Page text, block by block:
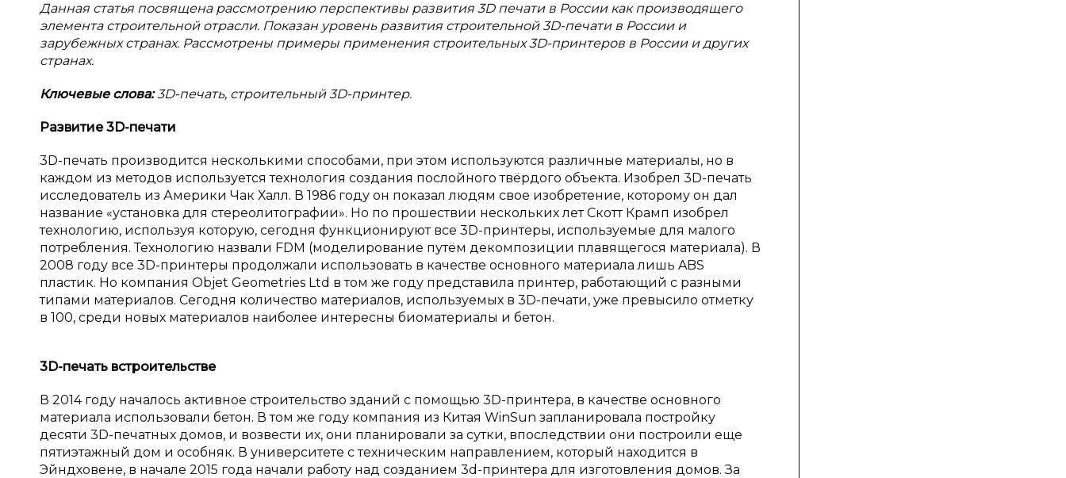
Данная статья посвящена рассмотрению перспективы развития 3D печати в России как производящего
элемента строительной отрасли. Показан уровень развития строительной 3D-печати в России и
зарубежных странах. Рассмотрены примеры применения строительных 3D-принтеров в России и других
странах.
Ключевые слова:3D-печать, строительный 3D-принтер.
Развитие 3D-печати
3D-печать производится несколькими способами, при этом используются различные материалы, но в
каждом из методов используется технология создания послойного твёрдого объекта. Изобрел 3D-печать
исследователь из Америки Чак Халл. В 1986 году он показал людям свое изобретение, которому он дал
название «установка для стереолитографии». Но по прошествии нескольких лет Скотт Крамп изобрел
технологию, используя которую, сегодня функционируют все 3D-принтеры, используемые для малого
потребления. Технологию назвали FDM (моделирование путём декомпозиции плавящегося материала). В
2008 году все 3D-принтеры продолжали использовать в качестве основного материала лишь ABS
пластик. Но компания Objet Geometries Ltd в том же году представила принтер, работающий с разными
типами материалов. Сегодня количество материалов, используемых в 3D-печати, уже превысило отметку
в 100, среди новых материалов наиболее интересны биоматериалы и бетон.
3D-печать встроительстве
В 2014 году началось активное строительство зданий с помощью 3D-принтера, в качестве основного
материала использовали бетон. В том же году компания из Китая WinSun запланировала постройку
десяти 3D-печатных домов, и возвести их, они планировали за сутки, впоследствии они построили еще
пятиэтажный дом и особняк. В университете с техническим направлением, который находится в
Эйндховене, в начале 2015 года начали работу над созданием 3d-принтера для изготовления домов. За